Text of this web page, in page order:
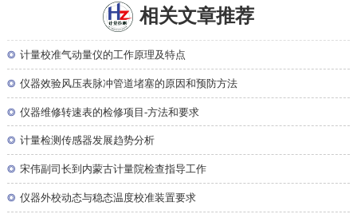
相关文章推荐
◎ 计量校准气动量仪的工作原理及特点
◎ 仪器效验风压表脉冲管道堵塞的原因和预防方法
◎ 仪器维修转速表的检修项目-方法和要求
◎ 计量检测传感器发展趋势分析
◎ 宋伟副司长到内蒙古计量院检查指导工作
◎ 仪器外校动态与稳态温度校准装置要求